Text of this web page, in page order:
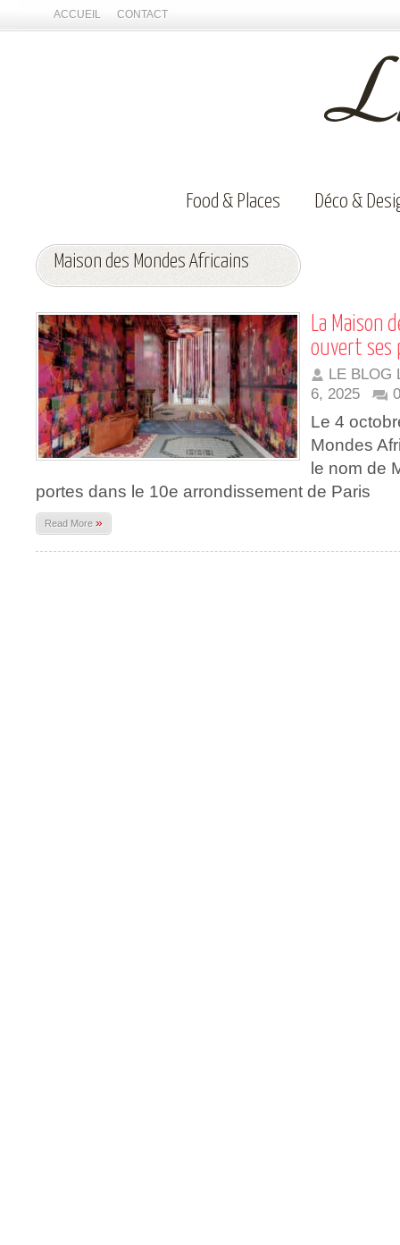
ACCUEIL CONTACT
Food & Places Déco &
Maison des Mondes Africains
La Maison
ouvert ses
LE BLOG
6, 2025
0
Le 4
Mondes
le nom de
portes dans le 10e arrondissement de Paris
Read More »